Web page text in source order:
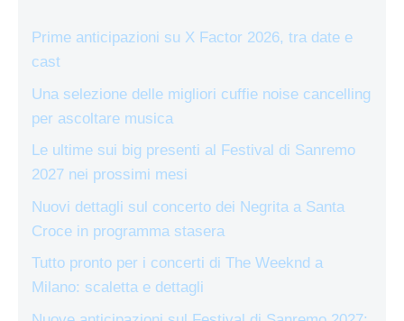
Prime anticipazioni su X Factor 2026, tra date e
cast
Una selezione delle migliori cuffie noise cancelling
per ascoltare musica
Le ultime sui big presenti al Festival di Sanremo
2027 nei prossimi mesi
Nuovi dettagli sul concerto dei Negrita a Santa
Croce in programma stasera
Tutto pronto per i concerti di The Weeknd a
Milano: scaletta e dettagli